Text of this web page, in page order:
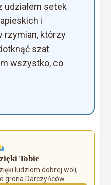
udziałem setek
i
rzymian, którzy
szat
wszystko, co
Tobie
ludziom dobrej woli,
grona Darczyńców.